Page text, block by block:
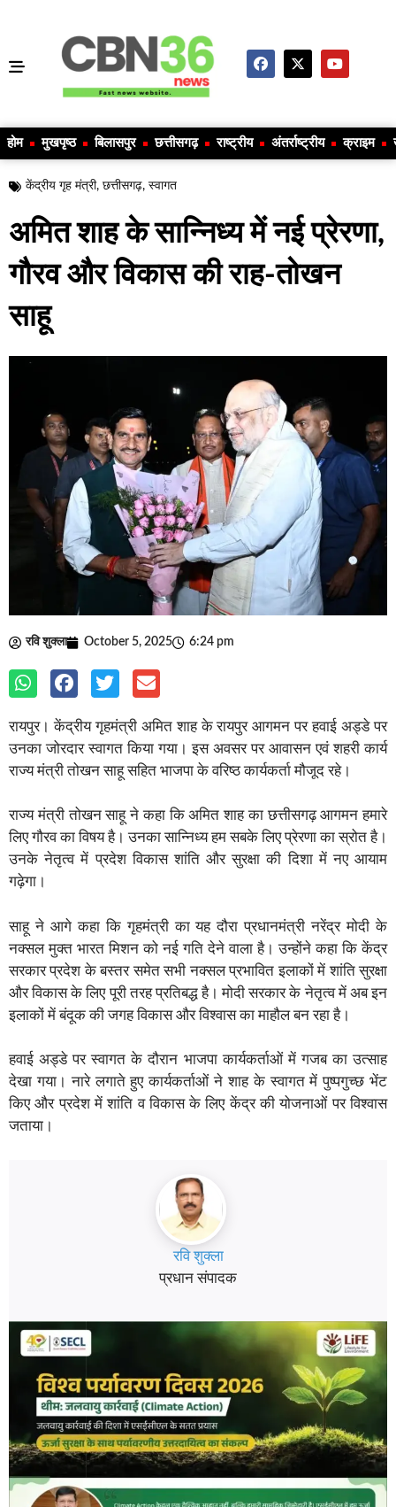
होम मुखपृष्ठ बिलासपुर छत्तीसगढ़ राष्ट्रीय अंतर्राष्ट्रीय क्राइम
केंद्रीय गृह मंत्री, छत्तीसगढ़, स्वागत
अमित शाह के सान्निध्य में नई प्रेरणा,
गौरव और विकास की राह-तोखन
साहू
रवि शुक्ला October 5, 2025 6:24 pm
रायपुर। केंद्रीय गृहमंत्री अमित शाह के रायपुर आगमन पर हवाई अड्डे पर
उनका जोरदार स्वागत किया गया। इस अवसर पर आवासन एवं शहरी कार्य
राज्य मंत्री तोखन साहू सहित भाजपा के वरिष्ठ कार्यकर्ता मौजूद रहे।
राज्य मंत्री तोखन साहू ने कहा कि अमित शाह का छत्तीसगढ़ आगमन हमारे
लिए गौरव का विषय है। उनका सान्निध्य हम सबके लिए प्रेरणा का स्रोत है।
उनके नेतृत्व में प्रदेश विकास शांति और सुरक्षा की दिशा में नए आयाम
गढ़ेगा।
साहू ने आगे कहा कि गृहमंत्री का यह दौरा प्रधानमंत्री नरेंद्र मोदी के
नक्सल मुक्त भारत मिशन को नई गति देने वाला है। उन्होंने कहा कि केंद्र
सरकार प्रदेश के बस्तर समेत सभी नक्सल प्रभावित इलाकों में शांति सुरक्षा
और विकास के लिए पूरी तरह प्रतिबद्ध है। मोदी सरकार के नेतृत्व में अब इन
इलाकों में बंदूक की जगह विकास और विश्वास का माहौल बन रहा है।
हवाई अड्डे पर स्वागत के दौरान भाजपा कार्यकर्ताओं में गजब का उत्साह
देखा गया। नारे लगाते हुए कार्यकर्ताओं ने शाह के स्वागत में पुष्पगुच्छ भेंट
किए और प्रदेश में शांति व विकास के लिए केंद्र की योजनाओं पर विश्वास
जताया।
रवि शुक्ला
प्रधान संपादक